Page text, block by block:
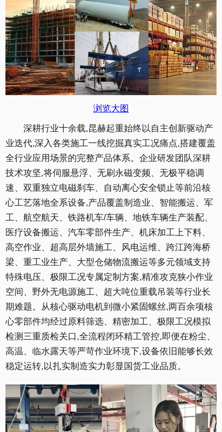
浏览大图
深耕行业十余载,昆赫起重始终以自主创新驱动产
业迭代,深入各类施工一线挖掘真实工况痛点,搭建覆盖
全行业应用场景的完整产品体系。企业研发团队深耕
技术攻坚,将伺服悬浮、无刷永磁变频、无极平稳调
速、双重独立电磁刹车、自动离心安全锁止等前沿核
心工艺落地全系设备,产品覆盖制造业、智能搬运、军
工、航空航天、铁路机车/车辆、地铁车辆生产装配、
医疗设备搬运、汽车零部件生产、机床加工上下料、
高空作业、超高层外墙施工、风电运维、跨江跨海桥
梁、重工业生产、大型仓储物流搬运等多元领域支持
特殊电压、极限工况专属定制方案,精准攻克狭小作业
空间、野外无电源施工、超大吨位重载吊装等行业长
期难题。从核心驱动电机到微小紧固螺丝,两百余项核
心零部件均经过原料筛选、精密加工、极限工况模拟
检测三重质检关口,全流程闭环精工管控,即便在粉尘、
高温、临水露天等严苛作业环境下,设备依旧能够长效
稳定运转,以扎实制造实力彰显国货工业品质。